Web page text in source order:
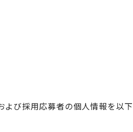
び採用応募者の個人情報を